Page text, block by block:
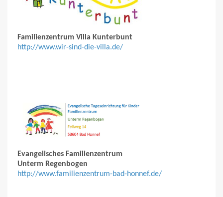
Familienzentrum Villa Kunterbunt
http://www.wir-sind-die-villa.de/
Evangelisches Familienzentrum
Unterm Regenbogen
http://www.familienzentrum-bad-honnef.de/